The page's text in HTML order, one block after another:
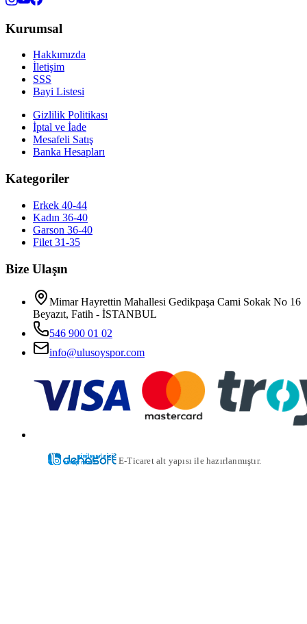
Kurumsal
Hakkımızda
İletişim
SSS
Bayi Listesi
Gizlilik Politikası
İptal ve İade
Mesafeli Satış
Banka Hesapları
Kategoriler
Erkek 40-44
Kadın 36-40
Garson 36-40
Filet 31-35
Bize Ulaşın
Mimar Hayrettin Mahallesi Gedikpaşa Cami Sokak No 16
Beyazıt, Fatih - İSTANBUL
546 900 01 02
info@ulusoyspor.com
E-Ticaret alt yapısı ile hazırlanmıştır.